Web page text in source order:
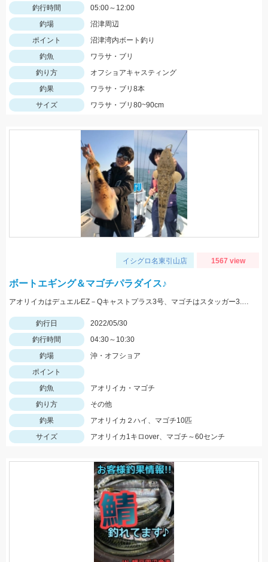
釣行時間
05:00～12:00
釣場
沼津周辺
ポイント
沼津湾内ボート釣り
釣魚
ワラサ・ブリ
釣り方
オフショアキャスティング
釣果
ワラサ・ブリ8本
サイズ
ワラサ・ブリ80~90cm
イシグロ名東引山店 1567 view
ボートエギング＆マゴチパラダイス♪
アオリイカはデュエルEZ－Qキャストプラス3号、マゴチはスタッガー3.5インチやカバークローグランデにヒット！
釣行日
2022/05/30
釣行時間
04:30～10:30
釣場
沖・オフショア
ポイント
釣魚
アオリイカ・マゴチ
釣り方
その他
釣果
アオリイカ２ハイ、マゴチ10匹
サイズ
アオリイカ1キロover、マゴチ～60センチ